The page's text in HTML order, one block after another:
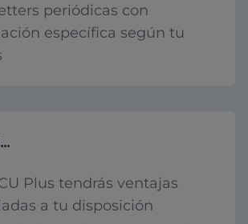
periódicas con
específica según tu
Plus tendrás ventajas
a tu disposición